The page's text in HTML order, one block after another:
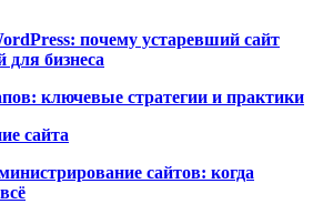
почему устаревший сайт
для бизнеса
ключевые стратегии и практики
сайта
сайтов: когда